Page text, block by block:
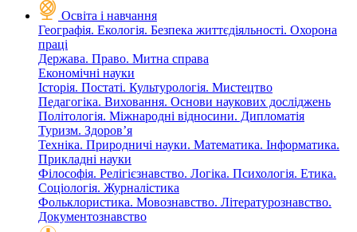
Освіта і навчання
Географія. Екологія. Безпека життєдіяльності. Охорона
праці
Держава. Право. Митна справа
Економічні науки
Історія. Постаті. Культурологія. Мистецтво
Педагогіка. Виховання. Основи наукових досліджень
Політологія. Міжнародні відносини. Дипломатія
Туризм. Здоров’я
Техніка. Природничі науки. Математика. Інформатика.
Прикладні науки
Філософія. Релігієзнавство. Логіка. Психологія. Етика.
Соціологія. Журналістика
Фольклористика. Мовознавство. Літературознавство.
Документознавство